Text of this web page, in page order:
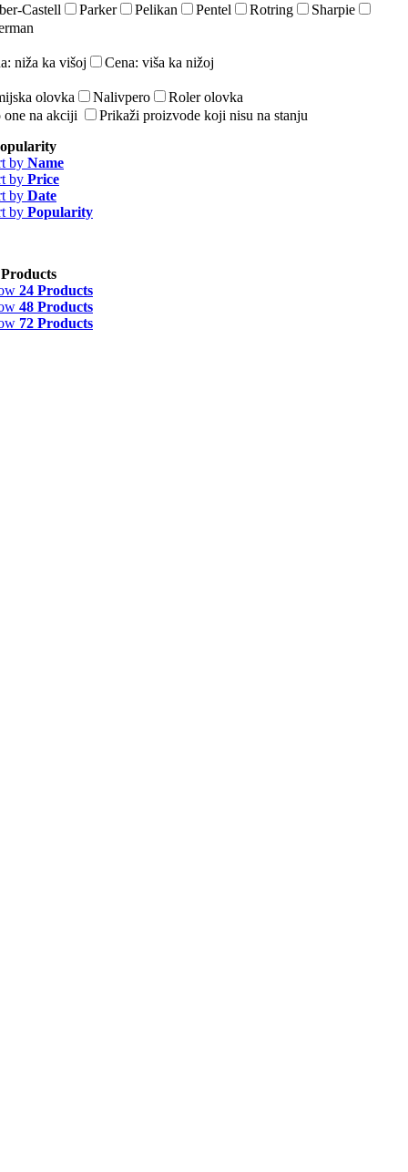
Castell Parker Pelikan Pentel Rotring
Sharpie
niža ka višoj Cena: viša ka nižoj
olovka Nalivpero
Roler olovka
one na akciji
Prikaži proizvode koji nisu na stanju
by Name
by Price
by Date
by Popularity
24 Products
48 Products
72 Products